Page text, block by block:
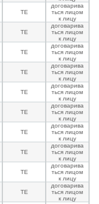
TE
договарива
ться лицом
к лицу
TE
договарива
ться лицом
к лицу
TE
договарива
ться лицом
к лицу
TE
договарива
ться лицом
к лицу
TE
договарива
ться лицом
к лицу
TE
договарива
ться лицом
к лицу
TE
договарива
ться лицом
к лицу
TE
договарива
ться лицом
к лицу
TE
договарива
ться лицом
к лицу
TE
договарива
ться лицом
к лицу